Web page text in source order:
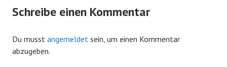
Schreibe einen Kommentar
Du musst angemeldet sein, um einen Kommentar
abzugeben.